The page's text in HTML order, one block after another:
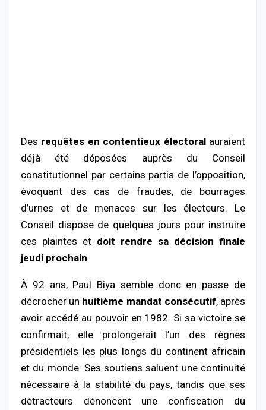
Des requêtes en contentieux électoralauraient
déjà été déposées auprès du Conseil
constitutionnel par certains partis de l’opposition,
évoquant des cas de fraudes, de bourrages
d’urnes et de menaces sur les électeurs. Le
Conseil dispose de quelques jours pour instruire
ces plaintes et doit rendre sa décision finale
jeudi prochain.
À 92 ans, Paul Biya semble donc en passe de
décrocher un huitième mandat consécutif, après
avoir accédé au pouvoir en 1982. Si sa victoire se
confirmait, elle prolongerait l’un des règnes
présidentiels les plus longs du continent africain
et du monde. Ses soutiens saluent une continuité
nécessaire à la stabilité du pays, tandis que ses
détracteurs dénoncent une confiscation du